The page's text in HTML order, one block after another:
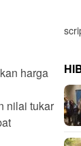
harga
nilai tukar